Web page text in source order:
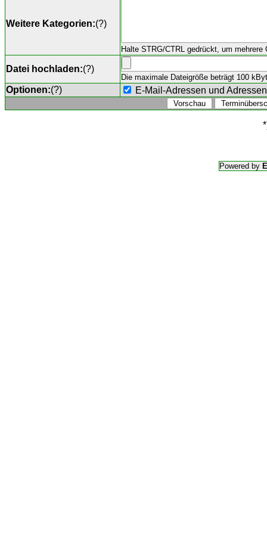
Weitere Kategorien:(?)
Halte STRG/CTRL gedrückt, um mehrere
Datei hochladen:(?)
Die maximale Dateigröße beträgt 100
Optionen:(?) E-Mail-Adressen und
Powered by